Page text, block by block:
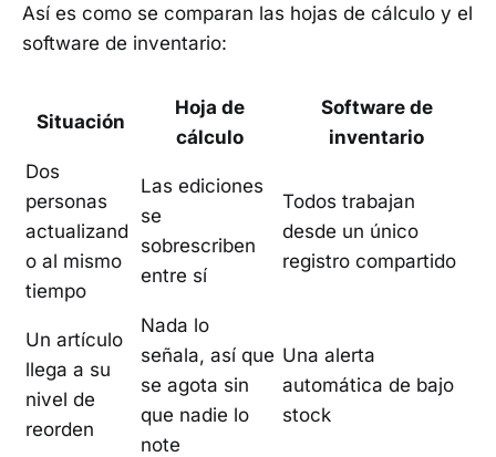
Así es como se comparan las hojas de cálculo y el
software de inventario:
Situación
Hoja de
cálculo
Software de
inventario
Dos
personas
actualizand
o al mismo
tiempo
Las ediciones
se
sobrescriben
entre sí
Todos trabajan
desde un único
registro compartido
Un artículo
llega a su
nivel de
reorden
Nada lo
señala, así que
se agota sin
que nadie lo
note
Una alerta
automática de bajo
stock